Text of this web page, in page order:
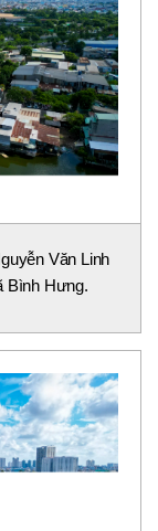
Văn Linh
Bình Hưng.